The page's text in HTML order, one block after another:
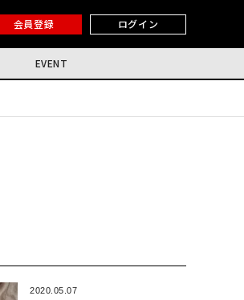
会員登録 ログイン
EVENT
2020.05.07